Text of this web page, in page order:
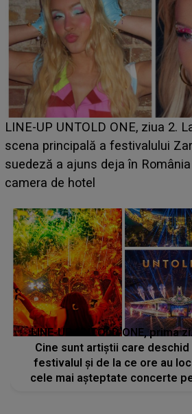
Ce a dezvăluit noua concurentă
luat prin surprindere pe Emanuel.
BĂIATUL VIZAT de Alexandra?!
faptului împlinit, A RECUNOSCUT
LINE-UP UNTOLD ONE, prima
Cine sunt artiștii care deschid
festivalul și de la ce ore au loc
cele mai așteptate concerte